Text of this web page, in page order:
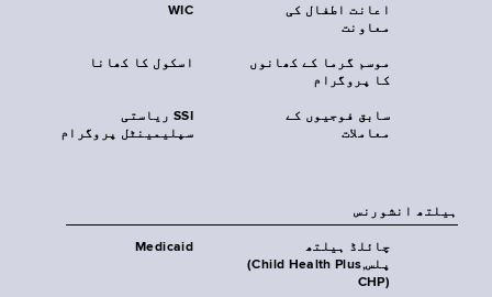
WIC
اعانت اطفال کی
معاونت
اسکول کا کھانا
موسم گرما کے کھانوں
کا پروگرام
SSI ریاستی
سپلیمینٹل پروگرام
سابق فوجیوں کے
معاملات
‏ہیلتھ انشورنس
Medicaid
چائلڈ ہیلتھ
پلس‎(Child Health Plus,
CHP)‎